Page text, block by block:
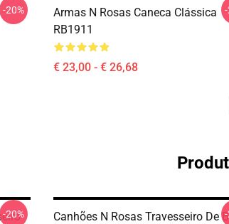
-20%
Armas N Rosas Caneca Clássica
RB1911
€ 23,00 - € 26,68
-20%
Canhões N Rosas Travesseiro De